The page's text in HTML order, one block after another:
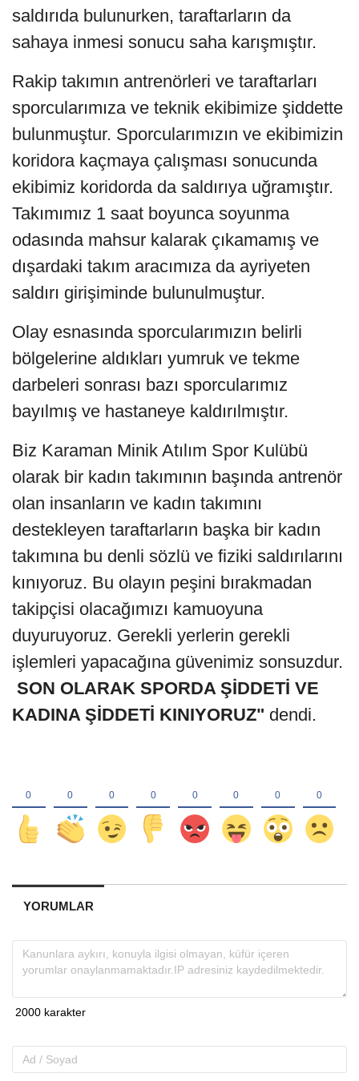
saldırıda bulunurken, taraftarların da
sahaya inmesi sonucu saha karışmıştır.
Rakip takımın antrenörleri ve taraftarları
sporcularımıza ve teknik ekibimize şiddette
bulunmuştur. Sporcularımızın ve ekibimizin
koridora kaçmaya çalışması sonucunda
ekibimiz koridorda da saldırıya uğramıştır.
Takımımız 1 saat boyunca soyunma
odasında mahsur kalarak çıkamamış ve
dışardaki takım aracımıza da ayriyeten
saldırı girişiminde bulunulmuştur.
Olay esnasında sporcularımızın belirli
bölgelerine aldıkları yumruk ve tekme
darbeleri sonrası bazı sporcularımız
bayılmış ve hastaneye kaldırılmıştır.
Biz Karaman Minik Atılım Spor Kulübü
olarak bir kadın takımının başında antrenör
olan insanların ve kadın takımını
destekleyen taraftarların başka bir kadın
takımına bu denli sözlü ve fiziki saldırılarını
kınıyoruz. Bu olayın peşini bırakmadan
takipçisi olacağımızı kamuoyuna
duyuruyoruz. Gerekli yerlerin gerekli
işlemleri yapacağına güvenimiz sonsuzdur.
SON OLARAK SPORDA ŞİDDETİ VE
KADINA ŞİDDETİ KINIYORUZ" dendi.
YORUMLAR